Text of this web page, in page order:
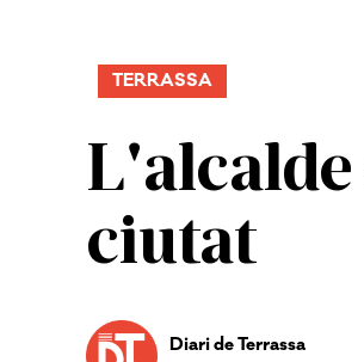
ciutat
TERRASSA
Diari de Terrassa